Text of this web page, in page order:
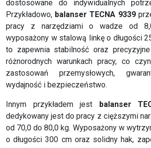
dostosowane do indywidualnych
Przykładowo, balanser TECNA 9339
pracy z narzędziami o wadze od
wyposażony w stalową linkę o długości
to zapewnia stabilność oraz
różnorodnych warunkach pracy, co
zastosowań przemysłowych,
wydajność i bezpieczeństwo.
Innym przykładem jest balanser
dedykowany jest do pracy z cięższymi
od 70,0 do 80,0 kg. Wyposażony w
o długości 300 cm oraz solidny hak,